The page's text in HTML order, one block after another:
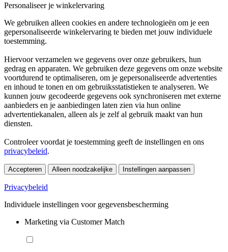
Personaliseer je winkelervaring
We gebruiken alleen cookies en andere technologieën om je een
gepersonaliseerde winkelervaring te bieden met jouw individuele
toestemming.
Hiervoor verzamelen we gegevens over onze gebruikers, hun
gedrag en apparaten. We gebruiken deze gegevens om onze website
voortdurend te optimaliseren, om je gepersonaliseerde advertenties
en inhoud te tonen en om gebruiksstatistieken te analyseren. We
kunnen jouw gecodeerde gegevens ook synchroniseren met externe
aanbieders en je aanbiedingen laten zien via hun online
advertentiekanalen, alleen als je zelf al gebruik maakt van hun
diensten.
Controleer voordat je toestemming geeft de instellingen en ons
privacybeleid.
Accepteren Alleen noodzakelijke Instellingen aanpassen
Privacybeleid
Individuele instellingen voor gegevensbescherming
Marketing via Customer Match